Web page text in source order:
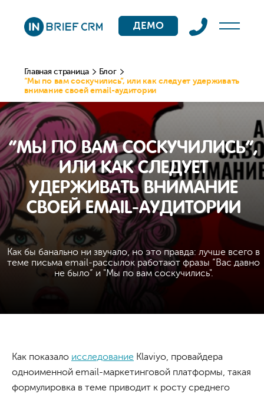
ДЕМО
Главная страница
Блог
“Мы по вам соскучились”, или как следует удерживать
внимание своей email-аудитории
“МЫ ПО ВАМ СОСКУЧИЛИСЬ”,
ИЛИ КАК СЛЕДУЕТ
УДЕРЖИВАТЬ ВНИМАНИЕ
СВОЕЙ EMAIL-АУДИТОРИИ
Как бы банально ни звучало, но это правда: лучше всего в
теме письма email-рассылок работают фразы “Вас давно
не было” и "Мы по вам соскучились".
Как показало исследование Klaviyo, провайдера
одноименной email-маркетинговой платформы, такая
формулировка в теме приводит к росту среднего